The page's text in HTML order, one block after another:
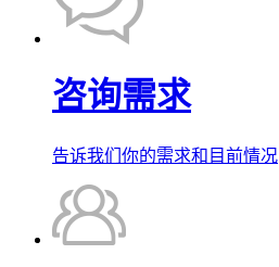
咨询需求
告诉我们你的需求和目前情况